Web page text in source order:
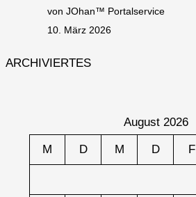
von JOhan™ Portalservice
10. März 2026
ARCHIVIERTES
August 2026
M D M D F